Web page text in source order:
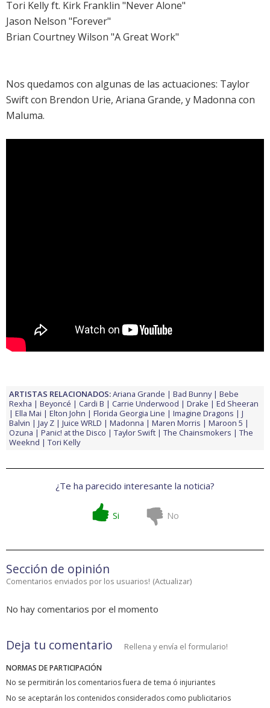
Tori Kelly ft. Kirk Franklin "Never Alone"
Jason Nelson "Forever"
Brian Courtney Wilson "A Great Work"
Nos quedamos con algunas de las actuaciones: Taylor
Swift con Brendon Urie, Ariana Grande, y Madonna con
Maluma.
ARTISTAS RELACIONADOS:Ariana Grande Bad Bunny
Bebe
Rexha
Beyoncé Cardi B Carrie Underwood Drake
Ed Sheeran
Ella Mai
Elton John Florida Georgia Line Imagine Dragons
J
Balvin
Jay Z Juice WRLD Madonna Maren Morris
Maroon 5
Ozuna
Panic! at the Disco Taylor Swift The Chainsmokers
The
Weeknd
Tori Kelly
¿Te ha parecido interesante la noticia?
Si No
Sección de opinión
Comentarios enviados por los usuarios! (Actualizar)
No hay comentarios por el momento
Deja tu comentario Rellena y envía el formulario!
NORMAS DE PARTICIPACIÓN
No se permitirán los comentarios fuera de tema ó injuriantes
No se aceptarán los contenidos considerados como publicitarios